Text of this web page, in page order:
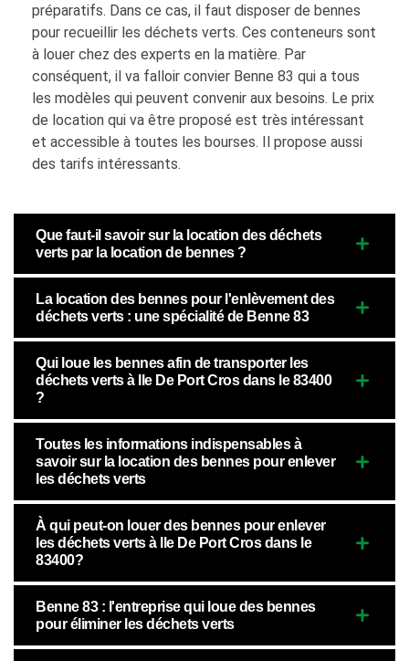
préparatifs. Dans ce cas, il faut disposer de bennes
pour recueillir les déchets verts. Ces conteneurs sont
à louer chez des experts en la matière. Par
conséquent, il va falloir convier Benne 83 qui a tous
les modèles qui peuvent convenir aux besoins. Le prix
de location qui va être proposé est très intéressant
et accessible à toutes les bourses. Il propose aussi
des tarifs intéressants.
Que faut-il savoir sur la location des déchets
verts par la location de bennes ?
La location des bennes pour l'enlèvement des
déchets verts : une spécialité de Benne 83
Qui loue les bennes afin de transporter les
déchets verts à Ile De Port Cros dans le 83400
?
Toutes les informations indispensables à
savoir sur la location des bennes pour enlever
les déchets verts
À qui peut-on louer des bennes pour enlever
les déchets verts à Ile De Port Cros dans le
83400?
Benne 83 : l'entreprise qui loue des bennes
pour éliminer les déchets verts